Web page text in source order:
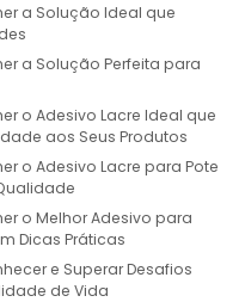
a Solução Ideal que
a Solução Perfeita para
o Adesivo Lacre Ideal que
aos Seus Produtos
o Adesivo Lacre para Pote
o Melhor Adesivo para
Dicas Práticas
e Superar Desafios
de Vida